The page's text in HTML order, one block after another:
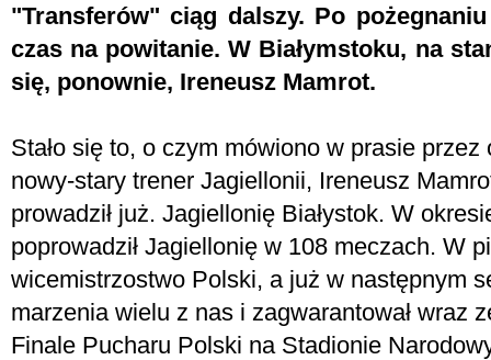
"Transferów" ciąg dalszy. Po
czas na powitanie. W Białymstoku, na
się, ponownie, Ireneusz Mamrot.
Stało się to, o czym mówiono w prasie
nowy-stary trener Jagiellonii, Ireneusz
prowadził już. Jagiellonię Białystok. W
poprowadził Jagiellonię w 108 meczach. W
wicemistrzostwo Polski, a już w następnym
marzenia wielu z nas i zagwarantował wraz
Finale Pucharu Polski na Stadionie